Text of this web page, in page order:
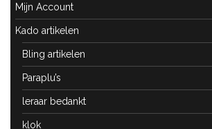
Mijn Account
Kado artikelen
Bling artikelen
Paraplu’s
leraar bedankt
klok